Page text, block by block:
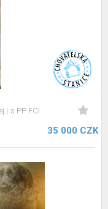
s PP FCI
35 000 CZK